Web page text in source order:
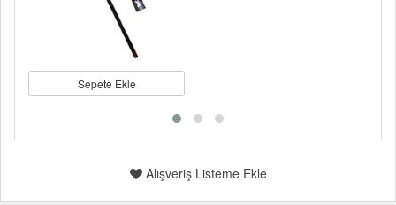
Sepete Ekle
Alışveriş Listeme Ekle